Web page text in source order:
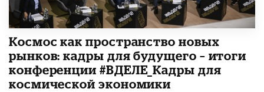
Космос как пространство новых
рынков: кадры для будущего – итоги
конференции #ВДЕЛЕ_Кадры для
космической экономики